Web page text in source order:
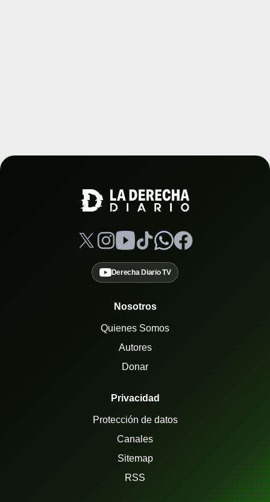
Derecha Diario TV
Nosotros
Quienes Somos
Autores
Donar
Privacidad
Protección de datos
Canales
Sitemap
RSS